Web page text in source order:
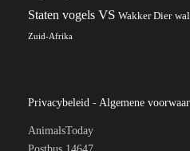
Staten vogels VS Wakker Dier
Zuid-Afrika
Privacybeleid - Algemene
AnimalsToday